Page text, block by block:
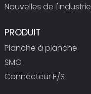
Nouvelles de l'industrie
PRODUIT
Planche à planche
SMC
Connecteur E/S